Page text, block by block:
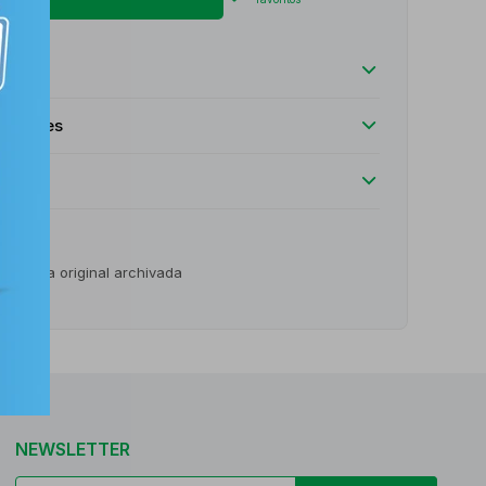
receta original archivada
NEWSLETTER